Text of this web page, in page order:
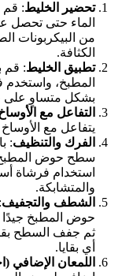
تحضير الخليط: قم
الماء حتى تحصل
من البيكربونات
الكثافة.
تطبيق الخليط: قم
المطبخ، واستخدم
بشكل متساوٍ على
التفاعل مع الأوساخ:
يتفاعل مع
الفرك والتنظيف:
سطح حوض المطبخ
استخدام فرشاة
والمتشابكة.
الشطف والتجفيف:
حوض المطبخ جيدًا
ثم جفف السطح
أي بقايا.
اللمعان الإضافي